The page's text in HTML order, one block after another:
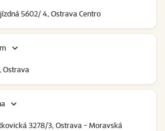
5602/ 4, Ostrava Centro
Ostrava
3278/3, Ostrava - Moravská